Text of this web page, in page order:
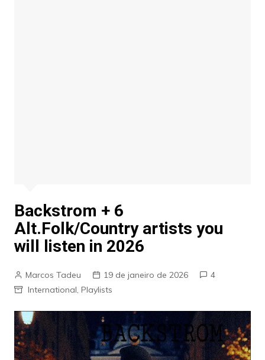
Backstrom + 6
Alt.Folk/Country artists you
will listen in 2026
Marcos Tadeu 19 de janeiro de 2026
4
International, Playlists